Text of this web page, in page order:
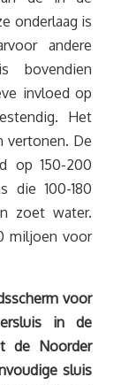
onderlaag is
andere
bovendien
invloed op
Het
vertonen. De
op 150-200
die 100-180
zoet water.
miljoen voor
voor
in de
de Noorder
sluis